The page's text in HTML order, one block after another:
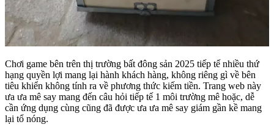
Chơi game bên trên thị trường bất đông sản 2025 tiếp tế nhiều thứ
hạng quyền lợi mang lại hành khách hàng, không riêng gì về bên
tiêu khiển không tính ra về phương thức kiếm tiền. Trang web này
ưa ưa mê say mang đến câu hỏi tiếp tế 1 môi trường mê hoặc, dễ
cần ứng dụng cùng cũng đã được ưa ưa mê say giám gần kề mang
lại tổ nóng.